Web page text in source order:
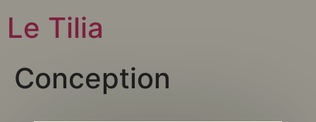
Le Tilia
Conception